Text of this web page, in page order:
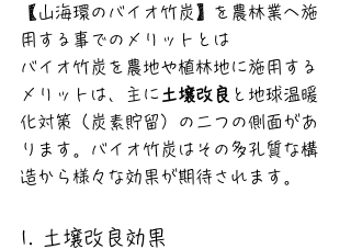
【山海環のバイオ竹炭】を農林業へ施
用する事でのメリットとは
バイオ竹炭を農地や植林地に施用する
メリットは、主に 土壌改良 と地球温暖
化対策（炭素貯留）の二つの側面があ
ります。バイオ竹炭はその多孔質な構
造から様々な効果が期待されます。
1. 土壌改良効果